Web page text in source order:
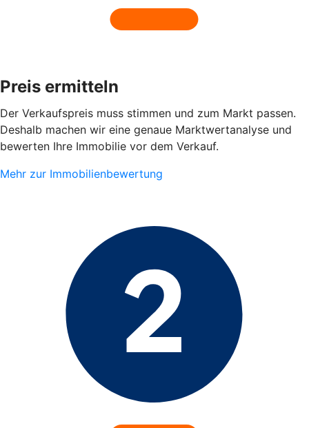
Preis ermitteln
Der Verkaufspreis muss stimmen und zum Markt passen.
Deshalb machen wir eine genaue Marktwertanalyse und
bewerten Ihre Immobilie vor dem Verkauf.
Mehr zur Immobilienbewertung